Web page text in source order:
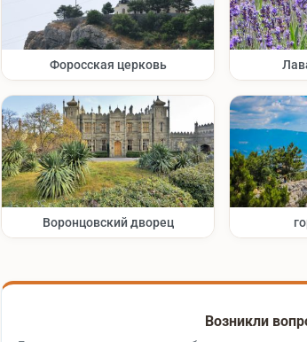
Форосская церковь
Воронцовский дворец
Возникли